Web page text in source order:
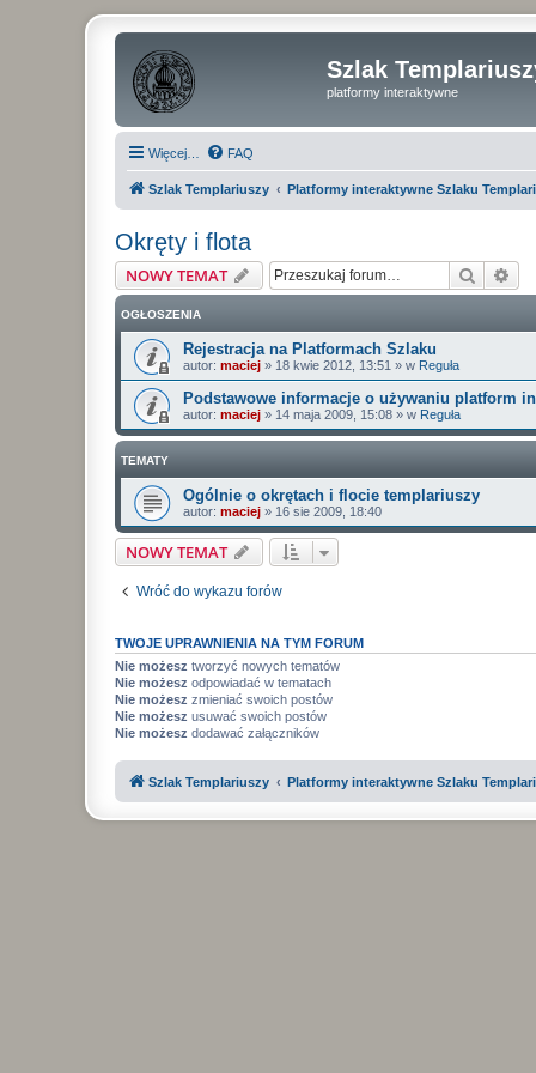
Szlak
platformy interaktywne
Więcej… FAQ
Szlak Templariuszy Platformy interaktywne Szlaku
Okręty i flota
NOWY TEMAT Szukaj
OGŁOSZENIA
Rejestracja na Platformach Szlaku
autor: maciej » 18 kwie 2012, 13:51 » w Reguła
Podstawowe informacje o używaniu platform
autor: maciej » 14 maja 2009, 15:08 » w Reguła
TEMATY
Ogólnie o okrętach i flocie templariuszy
autor: maciej » 16 sie 2009, 18:40
NOWY TEMAT
Wróć do wykazu forów
TWOJE UPRAWNIENIA NA TYM FORUM
Nie możesz tworzyć nowych tematów
Nie możesz odpowiadać w tematach
Nie możesz zmieniać swoich postów
Nie możesz usuwać swoich postów
Nie możesz dodawać załączników
Szlak Templariuszy Platformy interaktywne Szlaku